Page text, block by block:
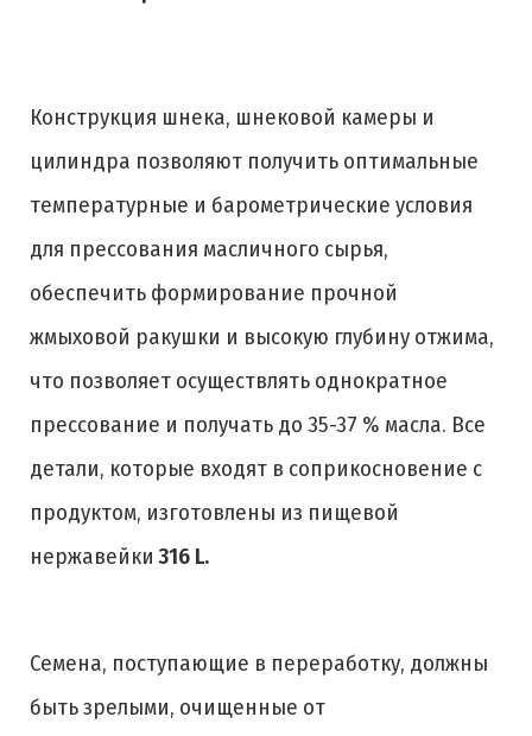
Конструкция шнека, шнековой камеры и
цилиндра позволяют получить оптимальные
температурные и барометрические условия
для прессования масличного сырья,
обеспечить формирование прочной
жмыховой ракушки и высокую глубину отжима,
что позволяет осуществлять однократное
прессование и получать до 35-37 % масла. Все
детали, которые входят в соприкосновение с
продуктом, изготовлены из пищевой
нержавейки 316 L.
Семена, поступающие в переработку, должны
быть зрелыми, очищенные от